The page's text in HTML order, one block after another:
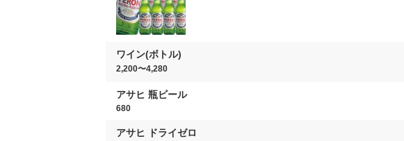
ワイン(ボトル)
2,200〜4,280
アサヒ 瓶ビール
680
アサヒ ドライゼロ